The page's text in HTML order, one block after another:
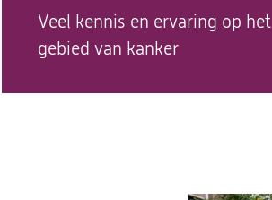
Veel kennis en ervaring op het
gebied van kanker